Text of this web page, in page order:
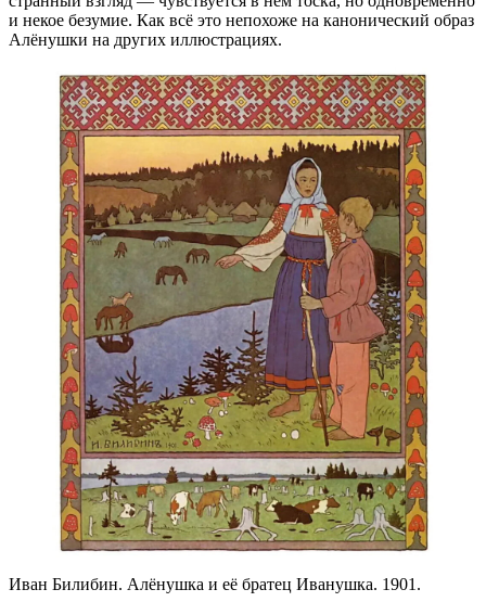
и некое безумие. Как всё это непохоже на канонический образ
Алёнушки на других иллюстрациях.
Иван Билибин. Алёнушка и её братец Иванушка. 1901.